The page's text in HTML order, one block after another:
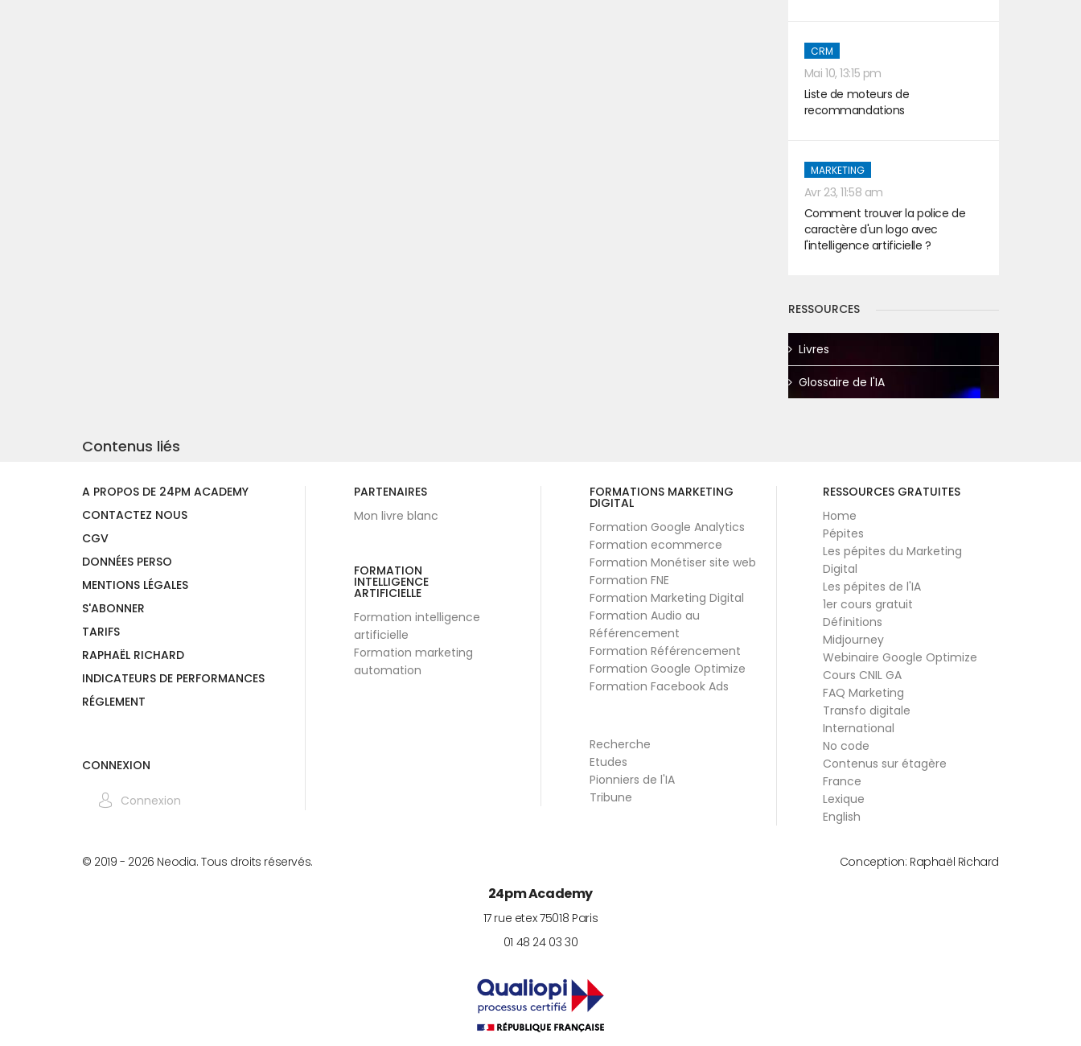
CRM
Mai 10, 13:15 pm
Liste de moteurs de
recommandations
MARKETING
Avr 23, 11:58 am
Comment trouver la police de
caractère d'un logo avec
l'intelligence artificielle ?
RESSOURCES
Livres
Glossaire de l'IA
Contenus liés
A PROPOS DE 24PM ACADEMY
CONTACTEZ NOUS
CGV
DONNÉES PERSO
MENTIONS LÉGALES
S'ABONNER
TARIFS
RAPHAËL RICHARD
INDICATEURS DE PERFORMANCES
RÉGLEMENT
CONNEXION
Connexion
PARTENAIRES
Mon livre blanc
FORMATION
INTELLIGENCE
ARTIFICIELLE
Formation intelligence
artificielle
Formation marketing
automation
FORMATIONS MARKETING
DIGITAL
Formation Google Analytics
Formation ecommerce
Formation Monétiser site web
Formation FNE
Formation Marketing Digital
Formation Audio au
Référencement
Formation Référencement
Formation Google Optimize
Formation Facebook Ads
Recherche
Etudes
Pionniers de l'IA
Tribune
RESSOURCES GRATUITES
Home
Pépites
Les pépites du Marketing
Digital
Les pépites de l'IA
1er cours gratuit
Définitions
Midjourney
Webinaire Google Optimize
Cours CNIL GA
FAQ Marketing
Transfo digitale
International
No code
Contenus sur étagère
France
Lexique
English
© 2019 - 2026 Neodia. Tous droits réservés. Conception: Raphaël Richard
24pm Academy
17 rue etex 75018 Paris
01 48 24 03 30